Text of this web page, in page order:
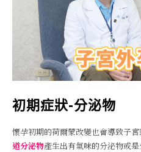
初期症狀-分泌物
懷孕初期的荷爾蒙改變也會導致子
道分泌物產生出有氣味的分泌物或